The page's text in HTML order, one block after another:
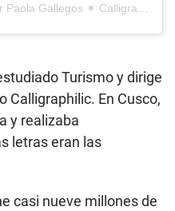
Una publicación compartida por Paola Gallegos ✶ Calligraphy & Lettering (@calligraphilic)
Turismo y dirige
Calligraphilic. En Cusco,
y realizaba
letras eran las
casi nueve millones de